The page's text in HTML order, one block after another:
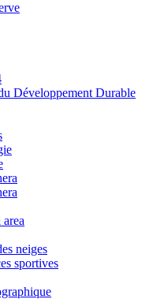
Développement Durable
neiges
sportives